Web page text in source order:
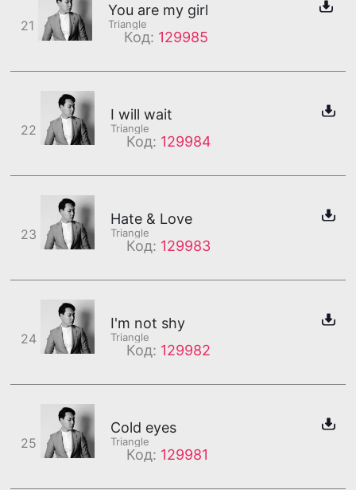
21
You are my girl
Triangle
Код: 129985
22
I will wait
Triangle
Код: 129984
23
Hate & Love
Triangle
Код: 129983
24
I'm not shy
Triangle
Код: 129982
25
Cold eyes
Triangle
Код: 129981